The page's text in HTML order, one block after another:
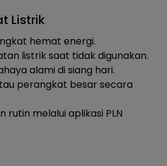
Listrik
hemat energi.
listrik saat tidak digunakan.
alami di siang hari.
perangkat besar secara
rutin melalui aplikasi PLN